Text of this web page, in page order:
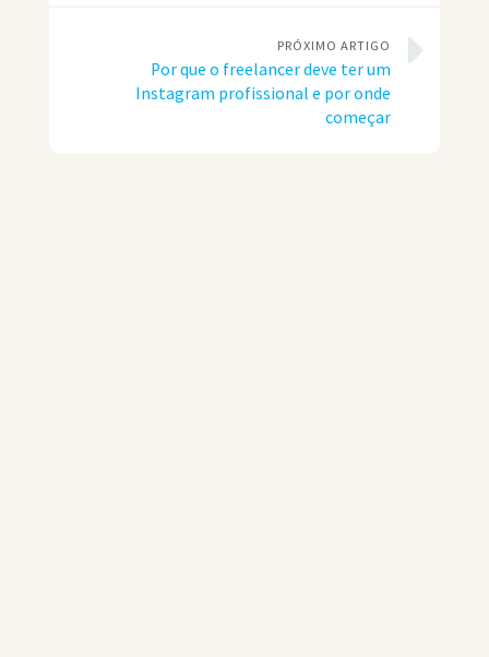
PRÓXIMO ARTIGO
Por que o freelancer deve ter um
Instagram profissional e por onde
começar